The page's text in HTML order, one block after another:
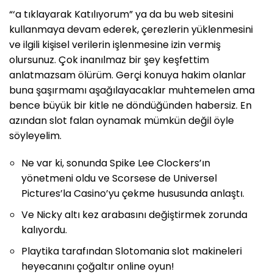
“‘a tıklayarak Katılıyorum” ya da bu web sitesini
kullanmaya devam ederek, çerezlerin yüklenmesini
ve ilgili kişisel verilerin işlenmesine izin vermiş
olursunuz. Çok inanılmaz bir şey keşfettim
anlatmazsam ölürüm. Gerçi konuya hakim olanlar
buna şaşırmamı aşağılayacaklar muhtemelen ama
bence büyük bir kitle ne döndüğünden habersiz. En
azından slot falan oynamak mümkün değil öyle
söyleyelim.
Ne var ki, sonunda Spike Lee Clockers’ın
yönetmeni oldu ve Scorsese de Universel
Pictures’la Casino’yu çekme hususunda anlaştı.
Ve Nicky altı kez arabasını değiştirmek zorunda
kalıyordu.
Playtika tarafından Slotomania slot makineleri
heyecanını çoğaltır online oyun!